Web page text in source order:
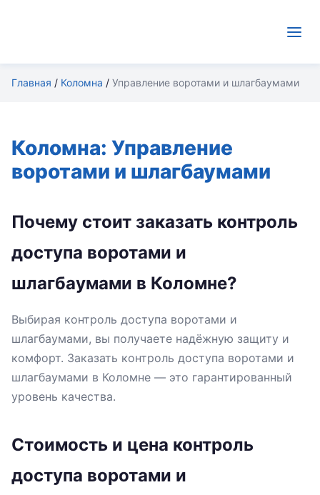
Главная / Коломна / Управление воротами и шлагбаумами
Коломна: Управление
воротами и шлагбаумами
Почему стоит заказать контроль
доступа воротами и
шлагбаумами в Коломне?
Выбирая контроль доступа воротами и
шлагбаумами, вы получаете надёжную защиту и
комфорт. Заказать контроль доступа воротами и
шлагбаумами в Коломне — это гарантированный
уровень качества.
Стоимость и цена контроль
доступа воротами и